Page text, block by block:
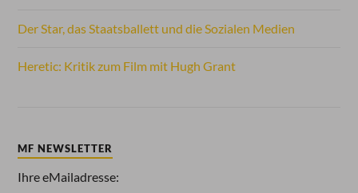
Der Star, das Staatsballett und die Sozialen Medien
Heretic: Kritik zum Film mit Hugh Grant
MF NEWSLETTER
Ihre eMailadresse: